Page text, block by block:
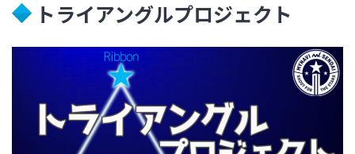
トライアングルプロジェクト